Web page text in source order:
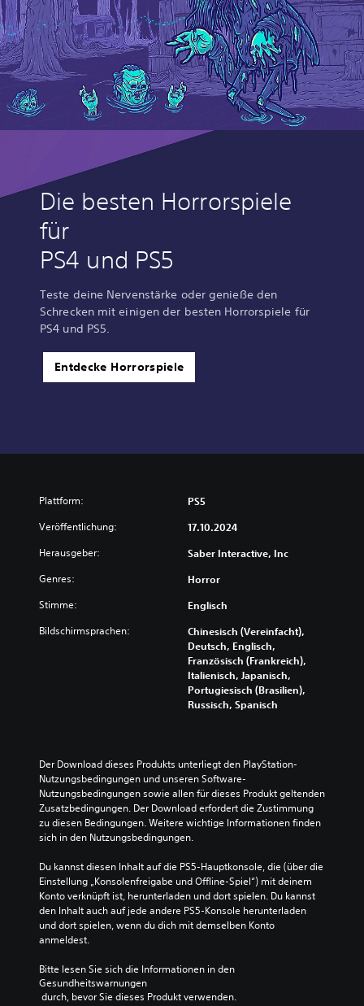
Die besten Horrorspiele
für
PS4 und PS5
Teste deine Nervenstärke oder genieße den
Schrecken mit einigen der besten Horrorspiele für
PS4 und PS5.
Entdecke Horrorspiele
Plattform: PS5
Veröffentlichung: 17.10.2024
Herausgeber: Saber Interactive, Inc
Genres: Horror
Stimme: Englisch
Bildschirmsprachen:
Chinesisch (Vereinfacht),
Deutsch, Englisch,
Französisch (Frankreich),
Italienisch, Japanisch,
Portugiesisch (Brasilien),
Russisch, Spanisch
Der Download dieses Produkts unterliegt den PlayStation-
Nutzungsbedingungen und unseren Software-
Nutzungsbedingungen sowie allen für dieses Produkt geltenden
Zusatzbedingungen. Der Download erfordert die Zustimmung
zu diesen Bedingungen. Weitere wichtige Informationen finden
sich in den Nutzungsbedingungen.
Du kannst diesen Inhalt auf die PS5-Hauptkonsole, die (über die
Einstellung „Konsolenfreigabe und Offline-Spiel“) mit deinem
Konto verknüpft ist, herunterladen und dort spielen. Du kannst
den Inhalt auch auf jede andere PS5-Konsole herunterladen
und dort spielen, wenn du dich mit demselben Konto
anmeldest.
Bitte lesen Sie sich die Informationen in den
Gesundheitswarnungen
durch, bevor Sie dieses Produkt verwenden.